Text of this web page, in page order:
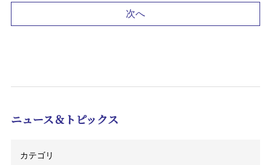
次へ
ニュース＆トピックス
カテゴリ